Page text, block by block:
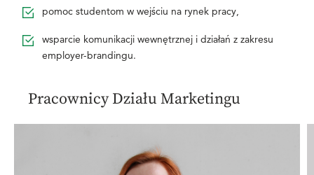
pomoc studentom w wejściu na rynek pracy,
wsparcie komunikacji wewnętrznej i działań z zakresu
employer-brandingu.
Pracownicy Działu Marketingu